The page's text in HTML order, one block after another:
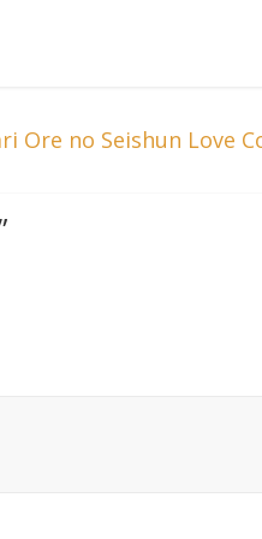
Ore no Seishun Love